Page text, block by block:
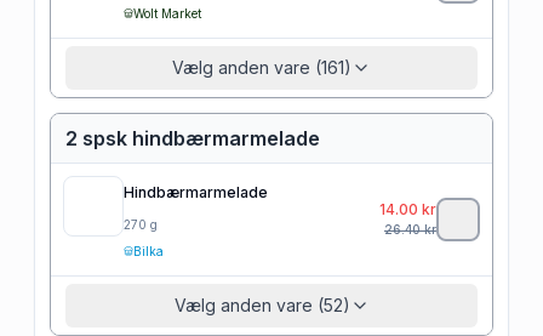
Wolt Market
Vælg anden vare (161)
2 spsk hindbærmarmelade
Hindbærmarmelade
270 g
Bilka
14.00 kr
26.40kr
Vælg anden vare (52)